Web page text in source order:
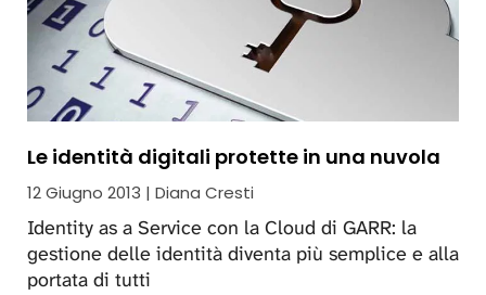
Le identità digitali protette in una nuvola
12 Giugno 2013 | Diana Cresti
Identity as a Service con la Cloud di GARR: la
gestione delle identità diventa più semplice e alla
portata di tutti